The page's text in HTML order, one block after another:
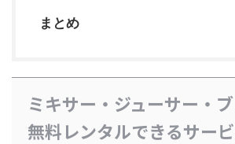
まとめ
ミキサー・ジューサー・
無料レンタルできるサー